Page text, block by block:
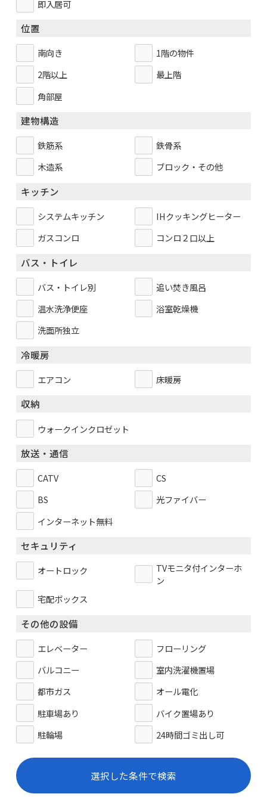
即入居可
位置
南向き
1階の物件
2階以上
最上階
角部屋
建物構造
鉄筋系
鉄骨系
木造系
ブロック・その他
キッチン
システムキッチン
IHクッキングヒーター
ガスコンロ
コンロ２口以上
バス・トイレ
バス・トイレ別
追い焚き風呂
温水洗浄便座
浴室乾燥機
洗面所独立
冷暖房
エアコン 床暖房
収納
ウォークインクロゼット
放送・通信
CATV
CS
BS
光ファイバー
インターネット無料
セキュリティ
オートロック
TVモニタ付インターホ
ン
宅配ボックス
その他の設備
エレベーター
フローリング
バルコニー
室内洗濯機置場
都市ガス
オール電化
駐車場あり
バイク置場あり
駐輪場
24時間ゴミ出し可
選択した条件で検索